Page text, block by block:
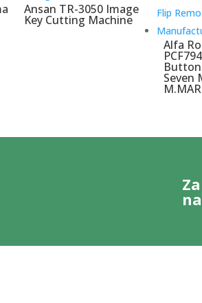
Ansan TR-3050 Image
Key Cutting Machine
Alfa
Seven